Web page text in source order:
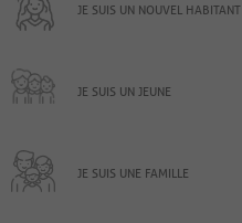
JE SUIS UN NOUVEL HABITANT
JE SUIS UN JEUNE
JE SUIS UNE FAMILLE